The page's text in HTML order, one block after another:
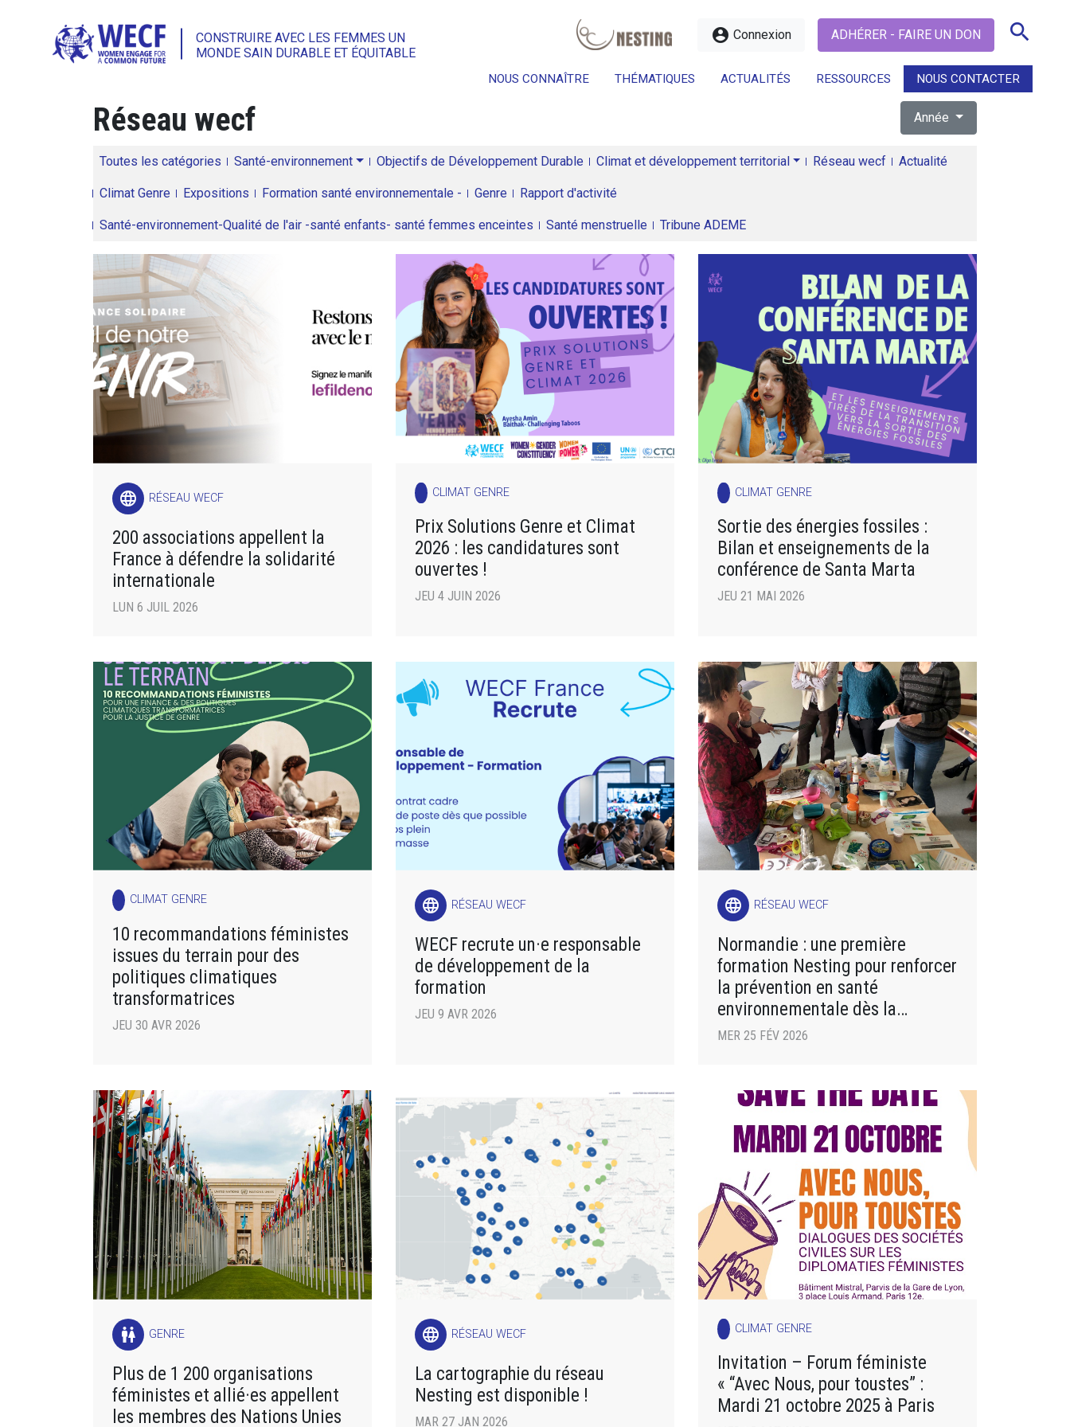
CONSTRUIRE AVEC LES FEMMES UN
MONDE SAIN DURABLE ET ÉQUITABLE
account_circle Connexion ADHÉRER - FAIRE UN DON search
NOUS CONNAÎTRE THÉMATIQUES ACTUALITÉS RESSOURCES NOUS CONTACTER
search
Réseau wecf Année
Toutes les catégories Santé-environnement Objectifs de Développement Durable Climat et développement territorial Réseau wecf Actualité
Climat Genre Expositions Formation santé environnementale - Genre Rapport d'activité
Santé-environnement-Qualité de l'air -santé enfants- santé femmes enceintes Santé menstruelle Tribune ADEME
language RÉSEAU WECF
200 associations appellent la
France à défendre la solidarité
internationale
LUN 6 JUIL 2026
CLIMAT GENRE
Prix Solutions Genre et Climat
2026 : les candidatures sont
ouvertes !
JEU 4 JUIN 2026
CLIMAT GENRE
Sortie des énergies fossiles :
Bilan et enseignements de la
conférence de Santa Marta
JEU 21 MAI 2026
CLIMAT GENRE
10 recommandations féministes
issues du terrain pour des
politiques climatiques
transformatrices
JEU 30 AVR 2026
language RÉSEAU WECF
WECF recrute un·e responsable
de développement de la
formation
JEU 9 AVR 2026
language RÉSEAU WECF
Normandie : une première
formation Nesting pour renforcer
la prévention en santé
environnementale dès la
grossesse
MER 25 FÉV 2026
wc GENRE
Plus de 1 200 organisations
féministes et allié·es appellent
les membres des Nations Unies
language RÉSEAU WECF
La cartographie du réseau
Nesting est disponible !
MAR 27 JAN 2026
CLIMAT GENRE
Invitation – Forum féministe
« “Avec Nous, pour toustes” :
Mardi 21 octobre 2025 à Paris